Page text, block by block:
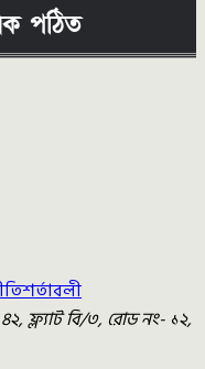
পঠিত
শর্তাবলী
ফ্ল্যাট বি/৩, রোড নং- ১২,